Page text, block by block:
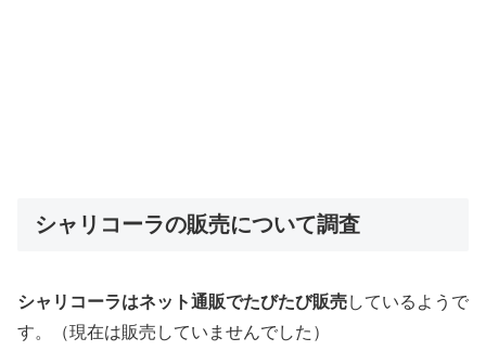
シャリコーラの販売について調査
シャリコーラはネット通販でたびたび販売しているようで
す。（現在は販売していませんでした）